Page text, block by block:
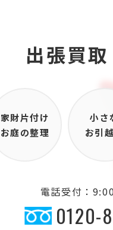
出張買
家財片付け
お庭の整理
小さ
お引
電話受付：
0120-